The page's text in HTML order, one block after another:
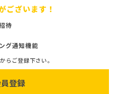
ございます！
待
グ通知機能
らご登録下さい。
登録